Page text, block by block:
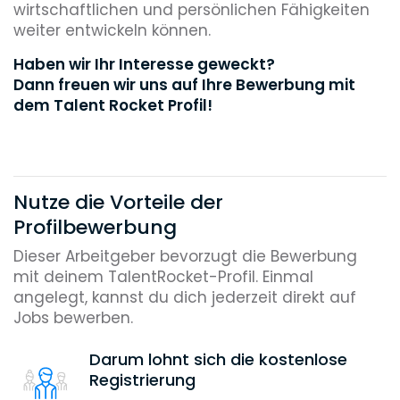
wirtschaftlichen und persönlichen Fähigkeiten
weiter entwickeln können.
Haben wir Ihr Interesse geweckt?
Dann freuen wir uns auf Ihre Bewerbung mit
dem Talent Rocket Profil!
Nutze die Vorteile der
Profilbewerbung
Dieser Arbeitgeber bevorzugt die Bewerbung
mit deinem TalentRocket-Profil. Einmal
angelegt, kannst du dich jederzeit direkt auf
Jobs bewerben.
Darum lohnt sich die kostenlose
Registrierung